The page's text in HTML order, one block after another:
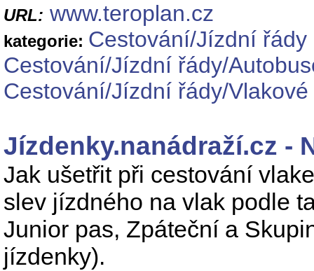
URL: www.teroplan.cz
kategorie: Cestování/Jízdní řády
Cestování/Jízdní řády/
Cestování/Jízdní řády/
Jízdenky.nanádraží.cz -
Jak ušetřit při cestování
slev jízdného na vlak podle
Junior pas, Zpáteční a
jízdenky).